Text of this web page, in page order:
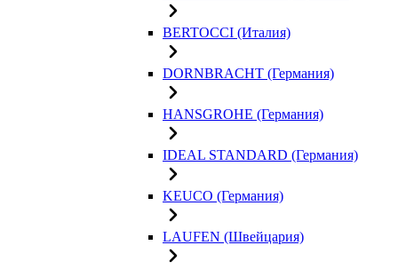
BERTOCCI (Италия)
DORNBRACHT (Германия)
HANSGROHE (Германия)
IDEAL STANDARD (Германия)
KEUCO (Германия)
LAUFEN (Швейцария)